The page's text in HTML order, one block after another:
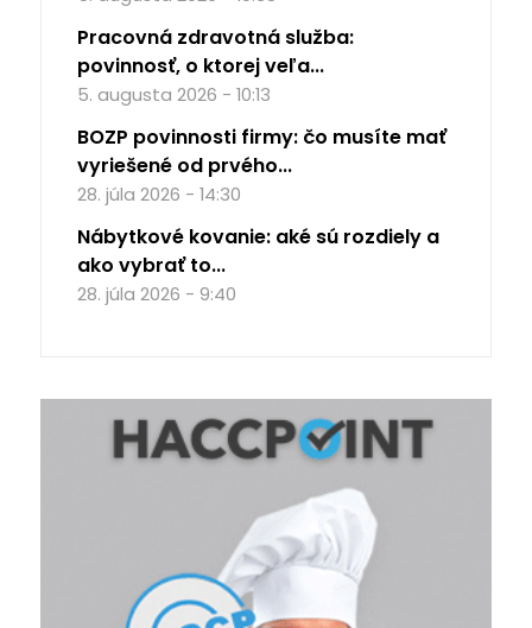
Pracovná zdravotná služba:
povinnosť, o ktorej veľa...
5. augusta 2026 - 10:13
BOZP povinnosti firmy: čo musíte mať
vyriešené od prvého...
28. júla 2026 - 14:30
Nábytkové kovanie: aké sú rozdiely a
ako vybrať to...
28. júla 2026 - 9:40